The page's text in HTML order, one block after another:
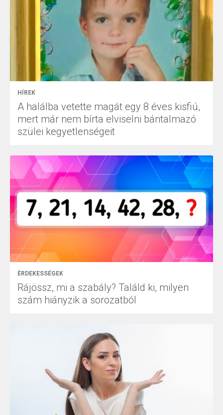
HÍREK
A halálba vetette magát egy 8 éves kisfiú,
mert már nem bírta elviselni bántalmazó
szülei kegyetlenségeit
ÉRDEKESSÉGEK
Rájössz, mi a szabály? Találd ki, milyen
szám hiányzik a sorozatból